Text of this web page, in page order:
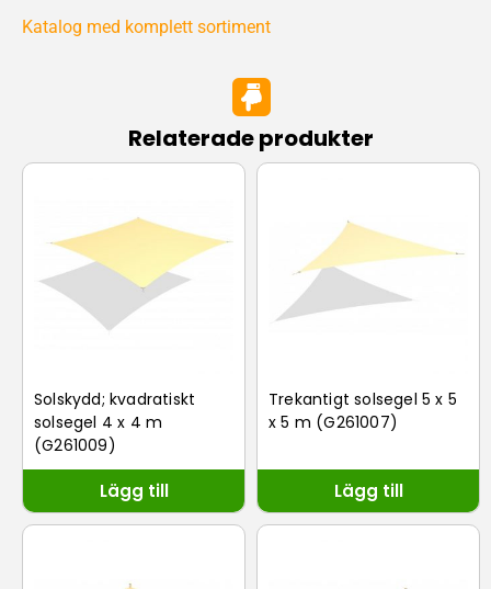
Katalog med komplett sortiment
Relaterade produkter
Solskydd; kvadratiskt
solsegel 4 x 4 m
(G261009)
Lägg till
Trekantigt solsegel 5 x 5
x 5 m (G261007)
Lägg till